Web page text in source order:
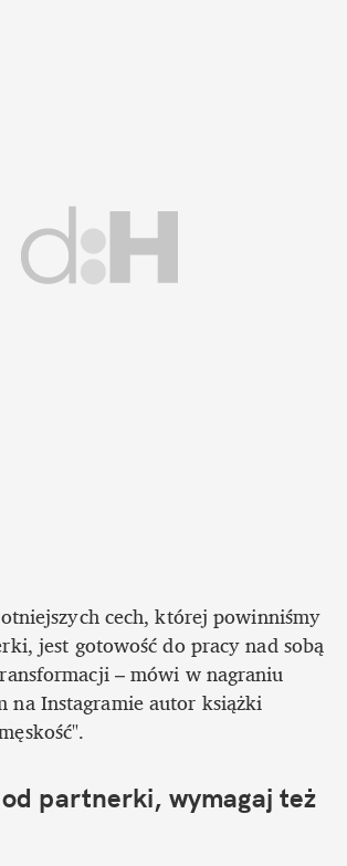
cech, której powinniśmy
jest gotowość do pracy nad sobą
– mówi w nagraniu
na Instagramie autor książki
partnerki, wymagaj też